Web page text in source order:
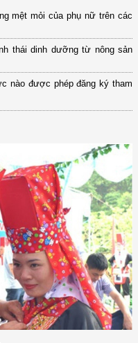
mệt mỏi của phụ nữ trên các
thái dinh dưỡng từ nông sản
nào được phép đăng ký tham